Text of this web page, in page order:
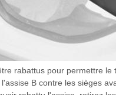
rabattus pour permettre le
B contre les sièges